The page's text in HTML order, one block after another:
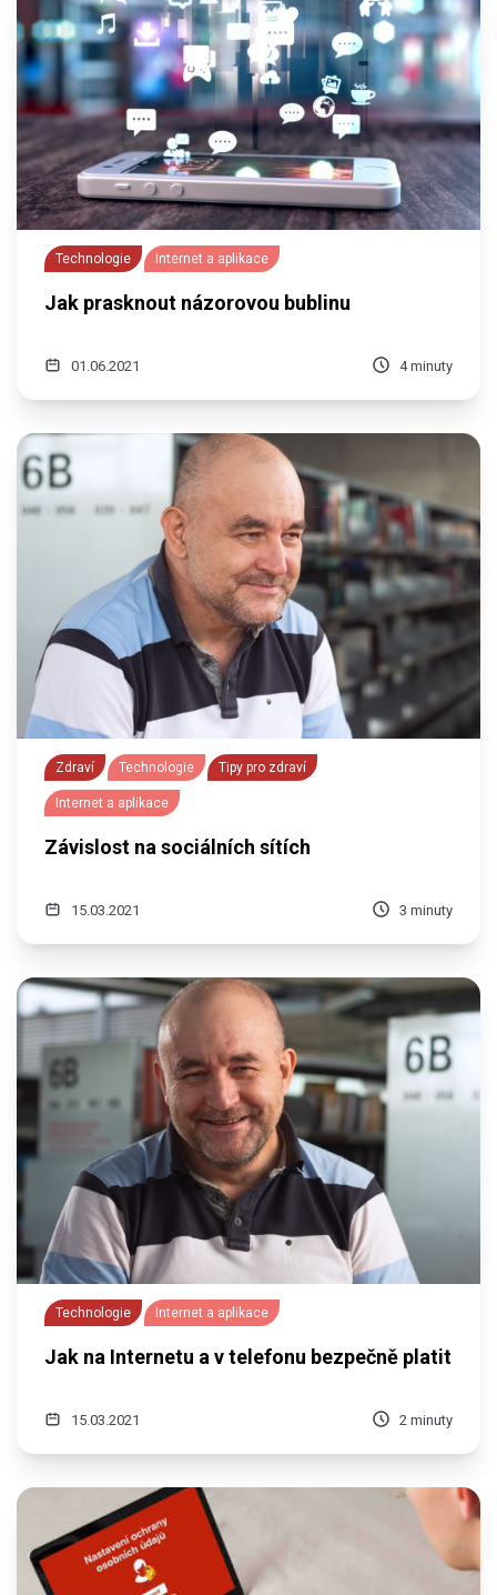
Technologie Internet a aplikace
Jak prasknout názorovou bublinu
01.06.2021 4 minuty
Zdraví Technologie Tipy pro zdraví
Internet a aplikace
Závislost na sociálních sítích
15.03.2021 3 minuty
Technologie Internet a aplikace
Jak na Internetu a v telefonu bezpečně platit
15.03.2021 2 minuty